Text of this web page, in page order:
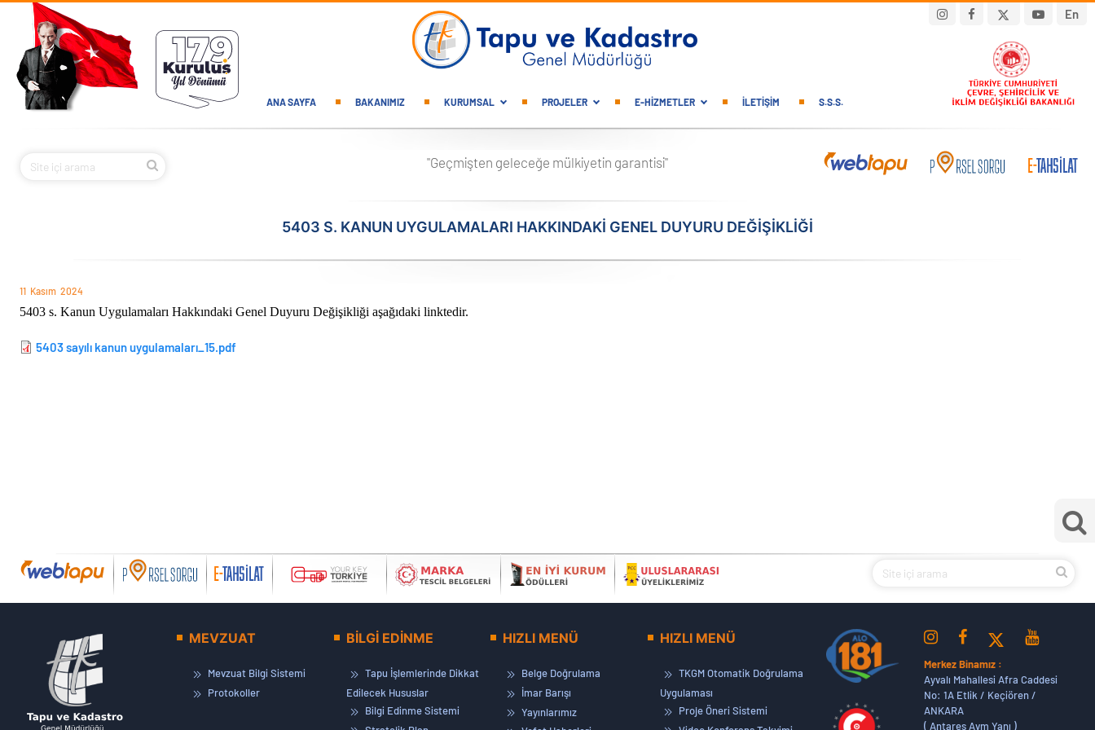
Ana içeriğe atla En
Main navigation
ANA SAYFA BAKANIMIZ KURUMSAL PROJELER E-HİZMETLER İLETIŞIM S.S.S.
"Geçmişten geleceğe mülkiyetin garantisi"
5403 S. KANUN UYGULAMALARI HAKKINDAKI GENEL DUYURU DEĞIŞIKLIĞI
11 Kasım 2024
5403 s. Kanun Uygulamaları Hakkındaki Genel Duyuru Değişikliği aşağıdaki linktedir.
5403 sayılı kanun uygulamaları_15.pdf
MEVZUAT
Mevzuat Bilgi Sistemi
Protokoller
BİLGİ EDİNME
Tapu İşlemlerinde Dikkat
Edilecek Hususlar
Bilgi Edinme Sistemi
HIZLI MENÜ
Belge Doğrulama
İmar Barışı
Yayınlarımız
HIZLI MENÜ
TKGM Otomatik Doğrulama
Uygulaması
Proje Öneri Sistemi
Merkez Binamız :
Ayvalı Mahallesi Afra Caddesi
No: 1A Etlik / Keçiören /
ANKARA
( Antares Avm Yanı )